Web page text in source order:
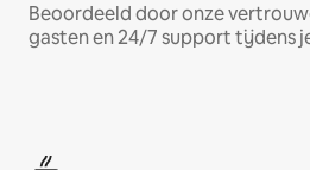
Beoordeeld door onze
gasten en 24/7 support tijdens